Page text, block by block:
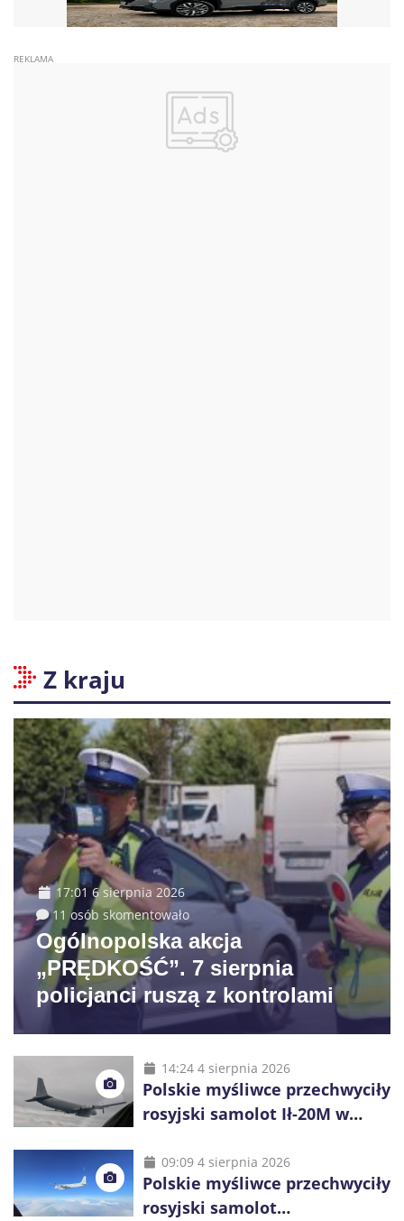
Z kraju
17:01 6 sierpnia 2026
11 osób skomentowało
Ogólnopolska akcja
„PRĘDKOŚĆ”. 7 sierpnia
policjanci ruszą z kontrolami
14:24 4 sierpnia 2026
Polskie myśliwce przechwyciły
rosyjski samolot Ił-20M w
09:09 4 sierpnia 2026
Polskie myśliwce przechwyciły
rosyjski samolot